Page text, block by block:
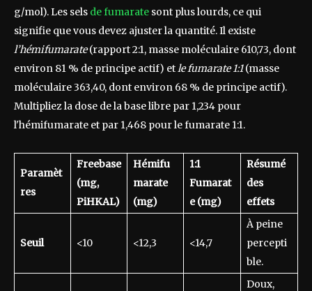
g/mol). Les sels de fumarate sont plus lourds, ce qui
signifie que vous devez ajuster la quantité. Il existe
l’hémifumarate(rapport 2:1, masse moléculaire 610,73, dont
environ 81 % de principe actif) etle fumarate 1:1(masse
moléculaire 363,40, dont environ 68 % de principe actif).
Multipliez la dose de la base libre par 1,234 pour
l'hémifumarate et par 1,468 pour le fumarate 1:1.
Paramèt
res
Freebase
(mg,
PiHKAL)
Hémifu
marate
(mg)
1:1
Fumarat
e (mg)
Résumé
des
effets
Seuil <10 <12,3 <14,7
À peine
percepti
ble.
Doux,